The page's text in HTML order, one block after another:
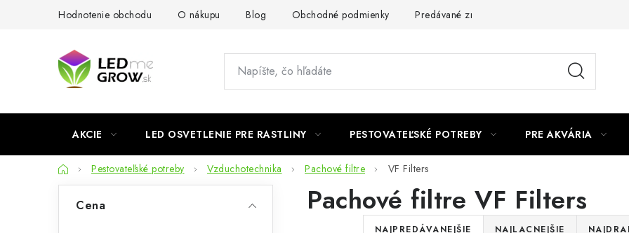
Hodnotenie obchodu O nákupu Blog Obchodné podmienky Predávané značky
AKCIE LED OSVETLENIE PRE RASTLINY PESTOVATEĽSKÉ POTREBY PRE AKVÁRIA
DomovPestovateľské potreby Vzduchotechnika Pachové filtre VF Filters
Cena Pachové filtre VF Filters
NAJPREDÁVANEJŠIE NAJLACNEJŠIE